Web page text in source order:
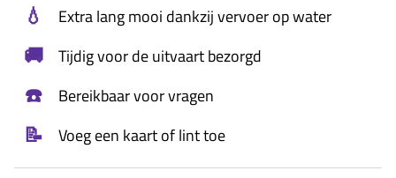
💧 Extra lang mooi dankzij vervoer op water
🚚 Tijdig voor de uitvaart bezorgd
☎️ Bereikbaar voor vragen
📝 Voeg een kaart of lint toe